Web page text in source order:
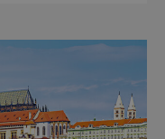
i
návštěvníky.